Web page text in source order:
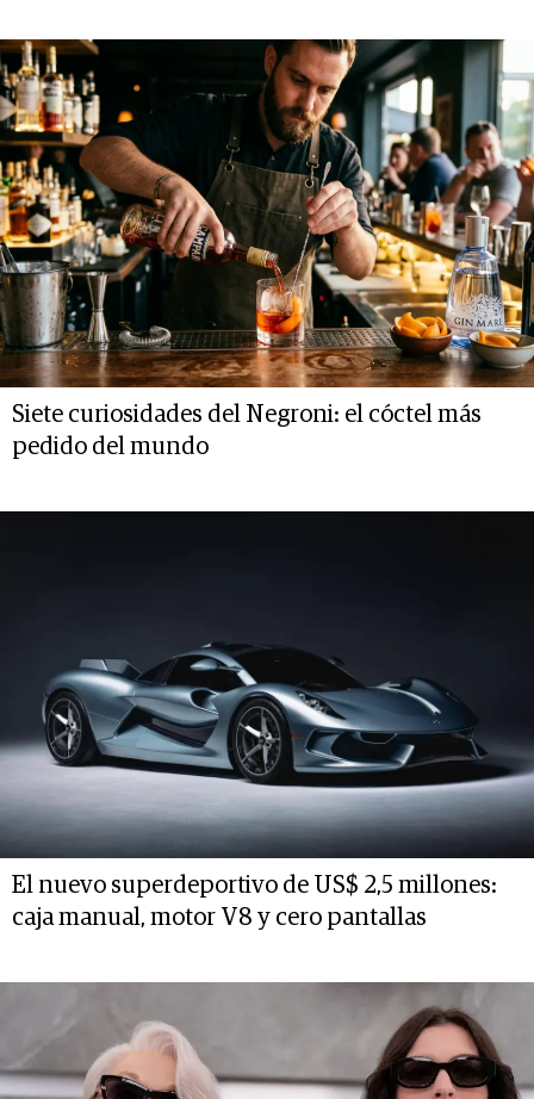
Siete curiosidades del Negroni: el cóctel más
pedido del mundo
El nuevo superdeportivo de US$ 2,5 millones:
caja manual, motor V8 y cero pantallas